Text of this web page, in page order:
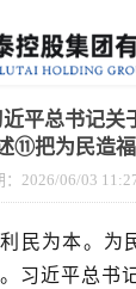
平总书记关
⑪把为民造
：2026/06/03
民为本。为
习近平总书